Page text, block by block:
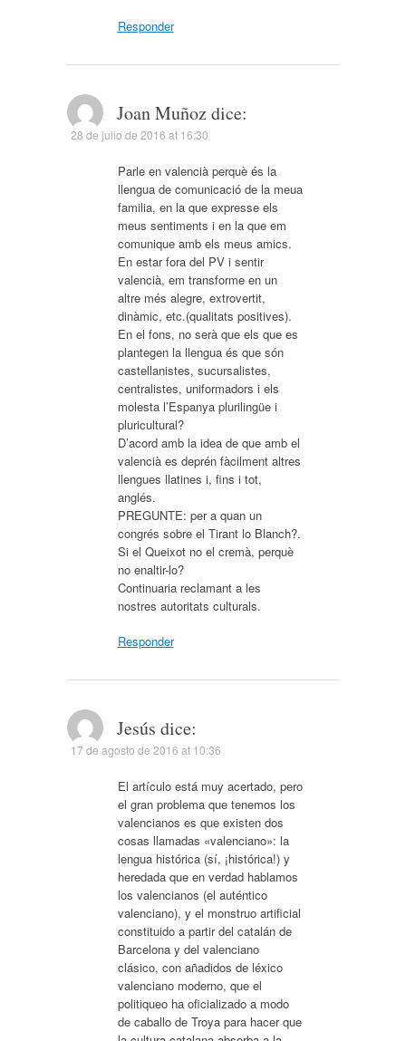
Responder
Joan Muñoz dice:
28 de julio de 2016 at 16:30
Parle en valencià perquè és la
llengua de comunicació de la meua
familia, en la que expresse els
meus sentiments i en la que em
comunique amb els meus amics.
En estar fora del PV i sentir
valencià, em transforme en un
altre més alegre, extrovertit,
dinàmic, etc.(qualitats positives).
En el fons, no serà que els que es
plantegen la llengua és que són
castellanistes, sucursalistes,
centralistes, uniformadors i els
molesta l’Espanya plurilingüe i
pluricultural?
D’acord amb la idea de que amb el
valencià es deprén fàcilment altres
llengues llatines i, fins i tot,
anglés.
PREGUNTE: per a quan un
congrés sobre el Tirant lo Blanch?.
Si el Queixot no el cremà, perquè
no enaltir-lo?
Continuaria reclamant a les
nostres autoritats culturals.
Responder
Jesús dice:
17 de agosto de 2016 at 10:36
El artículo está muy acertado, pero
el gran problema que tenemos los
valencianos es que existen dos
cosas llamadas «valenciano»: la
lengua histórica (sí, ¡histórica!) y
heredada que en verdad hablamos
los valencianos (el auténtico
valenciano), y el monstruo artificial
constituido a partir del catalán de
Barcelona y del valenciano
clásico, con añadidos de léxico
valenciano moderno, que el
politiqueo ha oficializado a modo
de caballo de Troya para hacer que